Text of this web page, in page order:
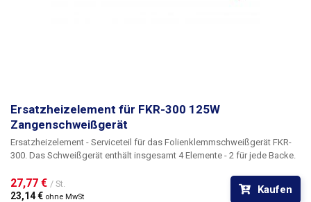
Ersatzheizelement für FKR-300 125W
Zangenschweißgerät
Ersatzheizelement - Serviceteil für das Folienklemmschweißgerät FKR-
300. Das Schweißgerät enthält insgesamt 4 Elemente - 2 für jede Backe.
27,77 € / St.
23,14 € ohne MwSt
Kaufen